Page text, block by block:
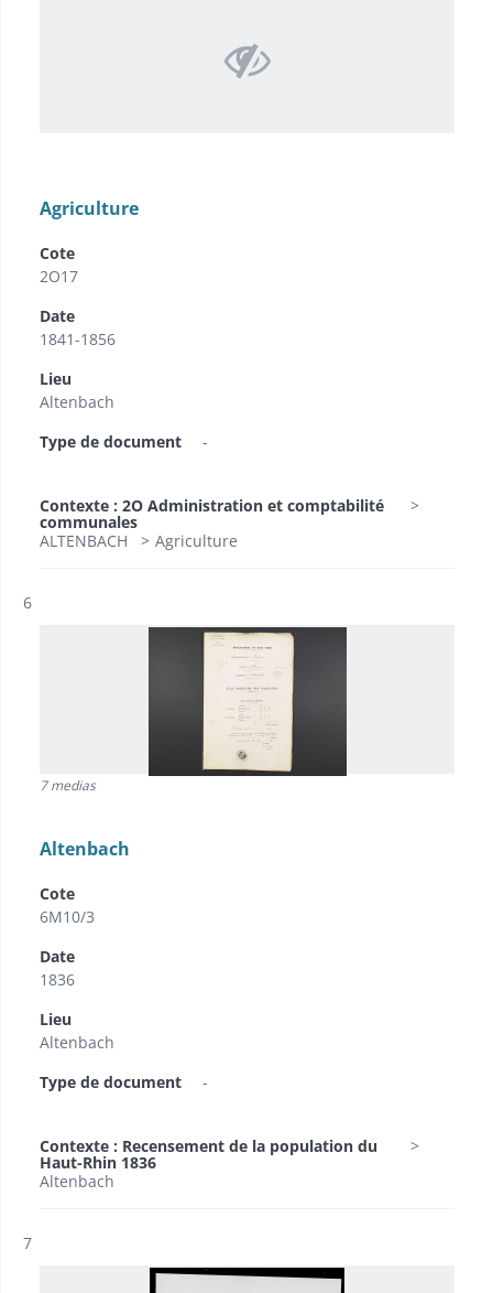
Agriculture
Cote
2O17
Date
1841-1856
Lieu
Altenbach
Type de document
-
Contexte : 2O Administration et comptabilité
communales
ALTENBACH
Agriculture
Résultat n°
6
7 medias
Altenbach
Cote
6M10/3
Date
1836
Lieu
Altenbach
Type de document
-
Contexte : Recensement de la population du
Haut-Rhin 1836
Altenbach
Résultat n°
7